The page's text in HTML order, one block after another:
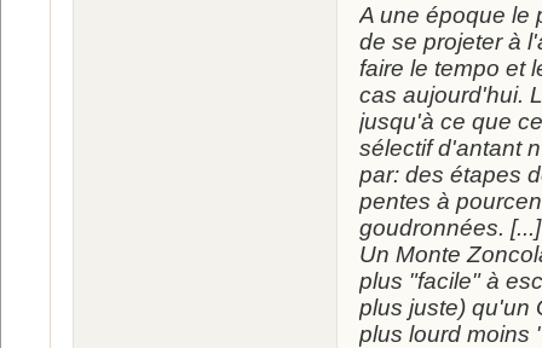
A une époque le
de se projeter à
faire le tempo et
cas aujourd'hui.
jusqu'à ce que
sélectif d'antant
par: des étapes
pentes à
goudronnées. [...]
Un Monte
plus "facile" à
plus juste) qu'un
plus lourd moins